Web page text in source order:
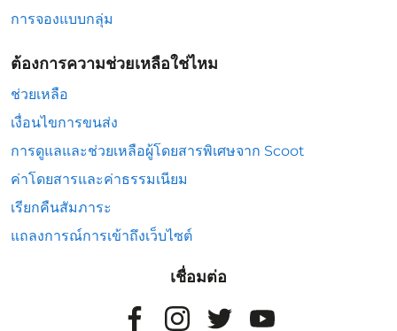
การจองแบบกลุ่ม
ต้องการความช่วยเหลือใช่ไหม
ช่วยเหลือ
เงื่อนไขการขนส่ง
การดูแลและช่วยเหลือผู้โดยสารพิเศษจาก Scoot
ค่าโดยสารและค่าธรรมเนียม
เรียกคืนสัมภาระ
แถลงการณ์การเข้าถึงเว็บไซต์
เชื่อมต่อ